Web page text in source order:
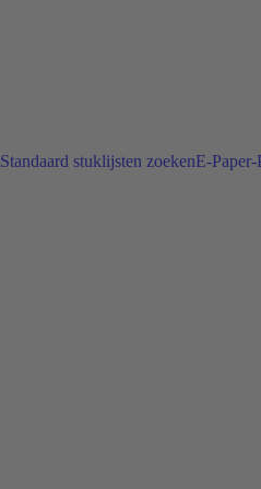
Standaard stuklijsten zoekenE-Paper-